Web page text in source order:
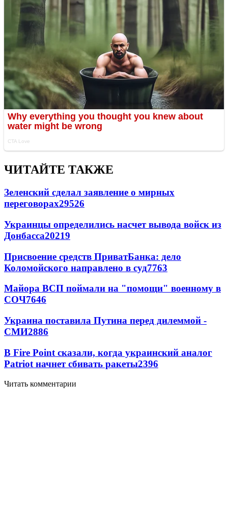
ЧИТАЙТЕ ТАКЖЕ
Зеленский сделал заявление о мирных
переговорах29526
Украинцы определились насчет вывода войск из
Донбасса20219
Присвоение средств ПриватБанка: дело
Коломойского направлено в суд7763
Майора ВСП поймали на "помощи" военному в
СОЧ7646
Украина поставила Путина перед дилеммой -
СМИ2886
В Fire Point сказали, когда украинский аналог
Patriot начнет сбивать ракеты2396
Читать комментарии